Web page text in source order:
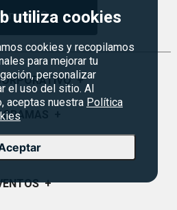
utiliza cookies
cookies y recopilamos
para mejorar tu
personalizar
el uso del sitio. Al
aceptas nuestra Política
| Q
+
Somos
y Misión
Historia
AL CLIENTE
Frecuentes
+